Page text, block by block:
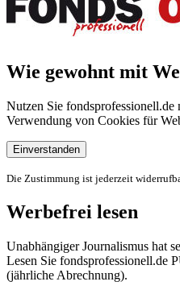
Wie gewohnt mit
Nutzen Sie
Verwendung von Cookies für
Einverstanden
Die Zustimmung ist jederzeit
Werbefrei lesen
Unabhängiger Journalismus hat
Lesen Sie fondsprofessionell.de
(jährliche Abrechnung).